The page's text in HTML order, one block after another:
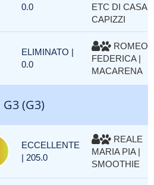
0.0
ETC DI CASA
CAPIZZI
ELIMINATO |
0.0
ROMEO
FEDERICA |
MACARENA
G3 (G3)
ECCELLENTE
| 205.0
REALE
MARIA PIA |
SMOOTHIE